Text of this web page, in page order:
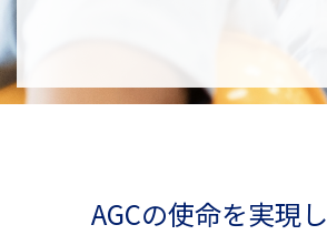
AGCの使命を実現